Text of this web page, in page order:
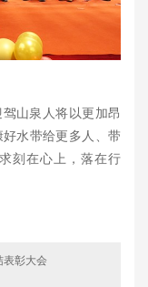
山泉人将以更加昂
水带给更多人、带
刻在心上，落在行
表彰大会